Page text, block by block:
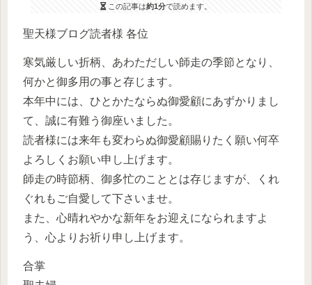
この記事は約1分で読めます。
聖天様ブログ読者様 各位
寒気厳しい折柄、あわただしい師走の季節となり、
何かと御多用の事と存じます。
本年中には、ひとかたならぬ御愛顧にあずかりまし
て、誠に有難う御座いました。
読者様には来年も変わらぬ御愛顧賜りたく願い何卒
よろしくお願い申し上げます。
師走の時節柄、御多忙のこととは存じますが、
くれ
ぐれもご自愛して下さいませ。
また、心晴れやかな新年をお迎えになられますよ
う、心よりお祈り申し上げます。
合掌